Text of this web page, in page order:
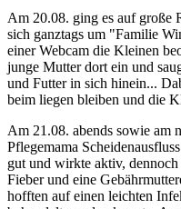
Am 20.08. ging es auf große
sich ganztags um "Familie
einer Webcam die Kleinen
junge Mutter dort ein und
und Futter in sich hinein...
beim liegen bleiben und die
Am 21.08. abends sowie am
Pflegemama
gut und wirkte aktiv,
Fieber und eine
hofften auf einen leichten